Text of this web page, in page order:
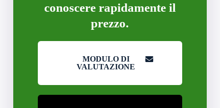
conoscere rapidamente il
prezzo.
MODULO DI
VALUTAZIONE